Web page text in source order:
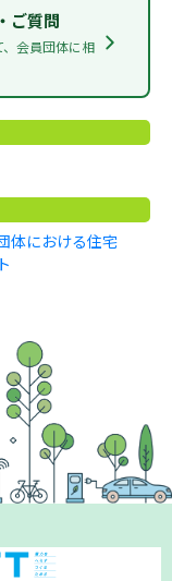
ご質問
会員団体に相
体における住宅